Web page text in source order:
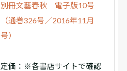
別冊文藝春秋 電子版10号
（通巻326号／2016年11月
号）
定価：※各書店サイトで確認